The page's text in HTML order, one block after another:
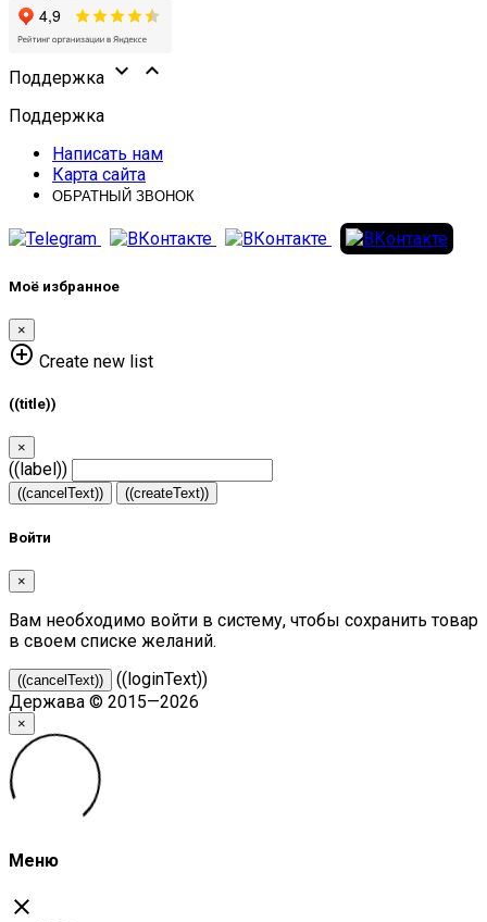
Поддержка  
Поддержка
Написать нам
Карта сайта
ОБРАТНЫЙ ЗВОНОК
Моё избранное
×
add_circle_outline Create new list
((title))
×
((label))
((cancelText)) ((createText))
Войти
×
Вам необходимо войти в систему, чтобы сохранить товар
в своем списке желаний.
((cancelText))
((loginText))
Держава © 2015—2026
×
Меню
close